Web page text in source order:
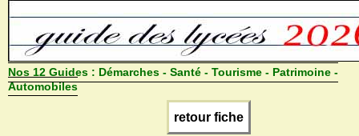
Nos 12 Guides : Démarches - Santé - Tourisme - Patrimoine -
Automobiles
retour fiche